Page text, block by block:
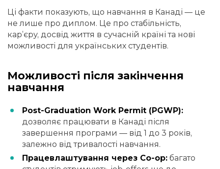
Ці факти показують, що навчання в Канаді — це
не лише про диплом. Це про стабільність,
кар’єру, досвід життя в сучасній країні та нові
можливості для українських студентів.
Можливості після закінчення
навчання
Post-Graduation Work Permit (PGWP):
дозволяє працювати в Канаді після
завершення програми — від 1 до 3 років,
залежно від тривалості навчання.
Працевлаштування через Co-op: багато